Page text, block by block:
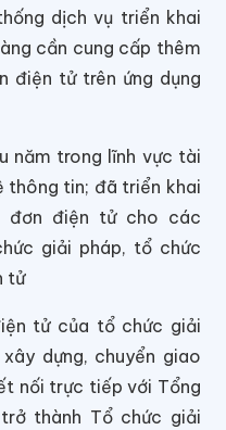
dịch vụ triển khai
cần cung cấp thêm
điện tử trên ứng dụng
năm trong lĩnh vực tài
thông tin; đã triển khai
đơn điện tử cho các
giải pháp, tổ chức
tử
tử của tổ chức giải
dựng, chuyển giao
nối trực tiếp với Tổng
thành Tổ chức giải